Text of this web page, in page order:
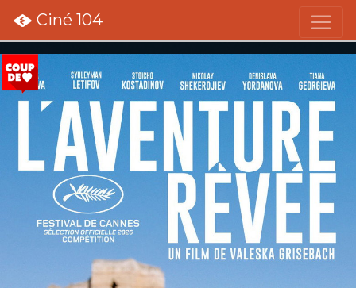
Ciné 104